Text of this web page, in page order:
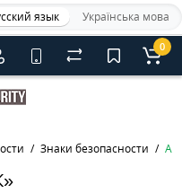
язык Українська мова
0
Знаки безопасности